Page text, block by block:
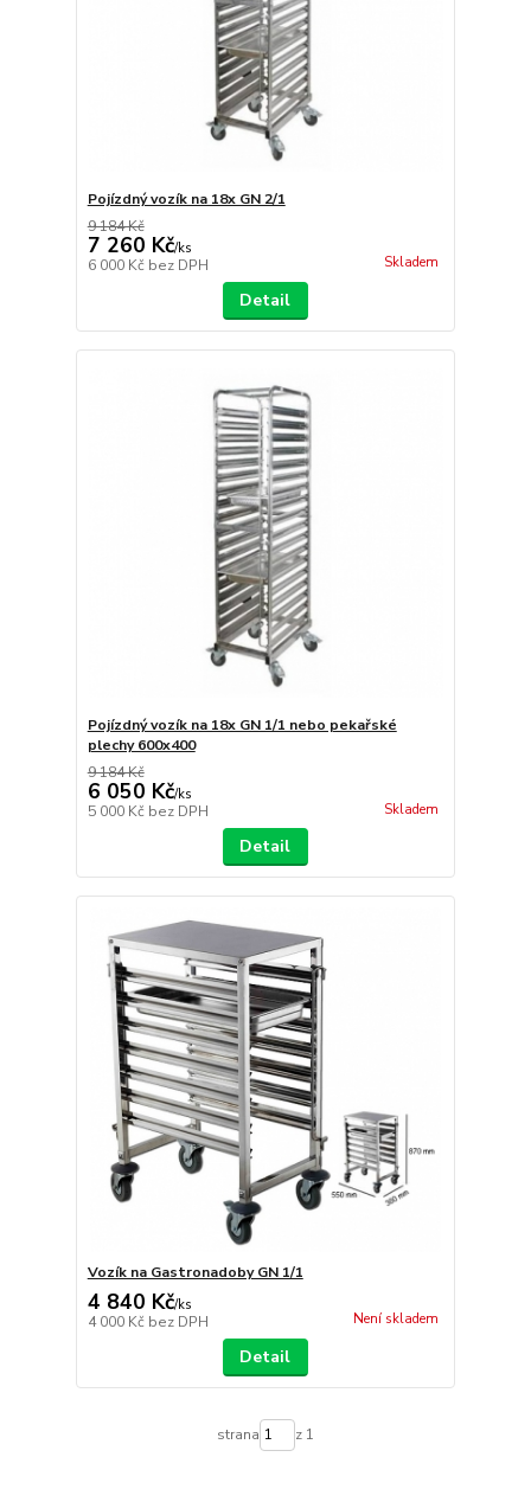
Pojízdný vozík na 18x GN 2/1
9 184 Kč
7 260 Kč/ks
6 000 Kč bez DPH Skladem
Detail
Pojízdný vozík na 18x GN 1/1 nebo pekařské
plechy 600x400
9 184 Kč
6 050 Kč/ks
5 000 Kč bez DPH Skladem
Detail
Vozík na Gastronadoby GN 1/1
4 840 Kč/ks
4 000 Kč bez DPH Není skladem
Detail
strana z 1